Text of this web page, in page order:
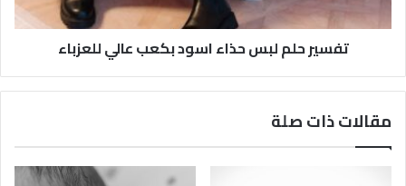
تفسير حلم لبس حذاء اسود بكعب عالي للعزباء
مقالات ذات صلة